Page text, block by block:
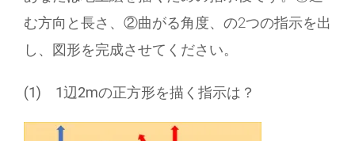
む方向と長さ、②曲がる角度、の2つの指示を出
し、図形を完成させてください。
(1) 1辺2mの正方形を描く指示は？